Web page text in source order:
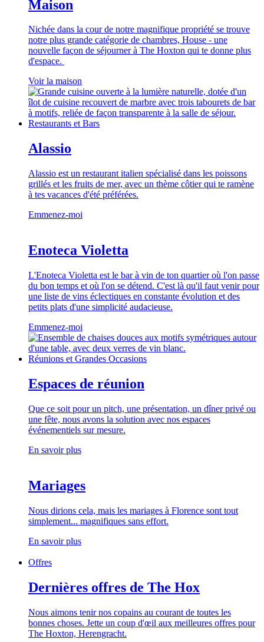
Maison
Nichée dans la cour de notre magnifique propriété se trouve
notre plus grande catégorie de chambres, House - une
nouvelle façon de séjourner à The Hoxton qui te donne plus
d'espace.
Voir la maison
Restaurants et Bars
Alassio
Alassio est un restaurant italien spécialisé dans les poissons
grillés et les fruits de mer, avec un thème côtier qui te ramène
à tes vacances d'été préférées.
Emmenez-moi
Enoteca Violetta
L'Enoteca Violetta est le bar à vin de ton quartier où l'on passe
du bon temps et où l'on se détend. C'est là qu'il faut venir pour
une liste de vins éclectiques en constante évolution et des
petits plats d'une simplicité audacieuse.
Emmenez-moi
Réunions et Grandes Occasions
Espaces de réunion
Que ce soit pour un pitch, une présentation, un dîner privé ou
une fête, nous avons la solution avec nos espaces
événementiels sur mesure.
En savoir plus
Mariages
Nous dirions cela, mais les mariages à Florence sont tout
simplement... magnifiques sans effort.
En savoir plus
Offres
Dernières offres de The Hox
Nous aimons tenir nos copains au courant de toutes les
bonnes choses. Jette un coup d'œil aux meilleures offres pour
The Hoxton, Herengracht.